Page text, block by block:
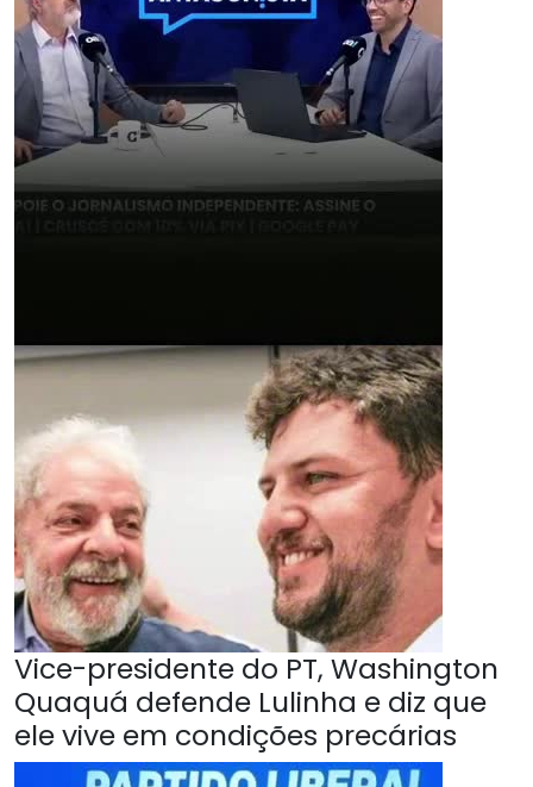
Vice-presidente do PT, Washington
Quaquá defende Lulinha e diz que
ele vive em condições precárias